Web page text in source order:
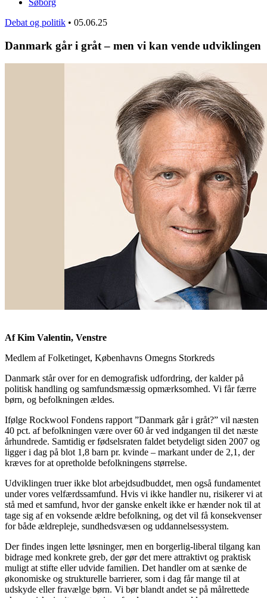
Debat og politik • 05.06.25
Danmark går i gråt – men vi kan vende udviklingen
Af Kim Valentin, Venstre
Medlem af Folketinget, Københavns Omegns Storkreds
Danmark står over for en demografisk udfordring, der kalder på
politisk handling og samfundsmæssig opmærksomhed. Vi får færre
børn, og befolkningen ældes.
Ifølge Rockwool Fondens rapport ”Danmark går i gråt?” vil næsten
40 pct. af befolkningen være over 60 år ved indgangen til det næste
århundrede. Samtidig er fødselsraten faldet betydeligt siden 2007 og
ligger i dag på blot 1,8 barn pr. kvinde – markant under de 2,1, der
kræves for at opretholde befolkningens størrelse.
Udviklingen truer ikke blot arbejdsudbuddet, men også fundamentet
under vores velfærdssamfund. Hvis vi ikke handler nu, risikerer vi at
stå med et samfund, hvor der ganske enkelt ikke er hænder nok til at
tage sig af en voksende ældre befolkning, og det vil få konsekvenser
for både ældrepleje, sundhedsvæsen og uddannelsessystem.
Der findes ingen lette løsninger, men en borgerlig-liberal tilgang kan
bidrage med konkrete greb, der gør det mere attraktivt og praktisk
muligt at stifte eller udvide familien. Det handler om at sænke de
økonomiske og strukturelle barrierer, som i dag får mange til at
udskyde eller fravælge børn. Vi bør blandt andet se på målrettede